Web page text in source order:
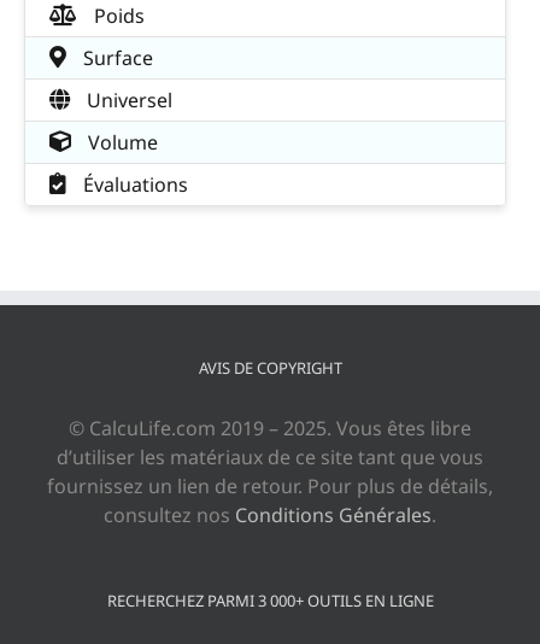
Poids
Surface
Universel
Volume
Évaluations
AVIS DE COPYRIGHT
© CalcuLife.com 2019 – 2025. Vous êtes libre
d’utiliser les matériaux de ce site tant que vous
fournissez un lien de retour. Pour plus de détails,
consultez nos Conditions Générales.
RECHERCHEZ PARMI 3 000+ OUTILS EN LIGNE